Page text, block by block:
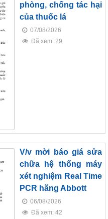
phòng, chống tác hại
của thuốc lá
07/08/2026
Đã xem: 29
V/v mời báo giá sửa
chữa hệ thống máy
xét nghiệm Real Time
PCR hãng Abbott
06/08/2026
Đã xem: 42